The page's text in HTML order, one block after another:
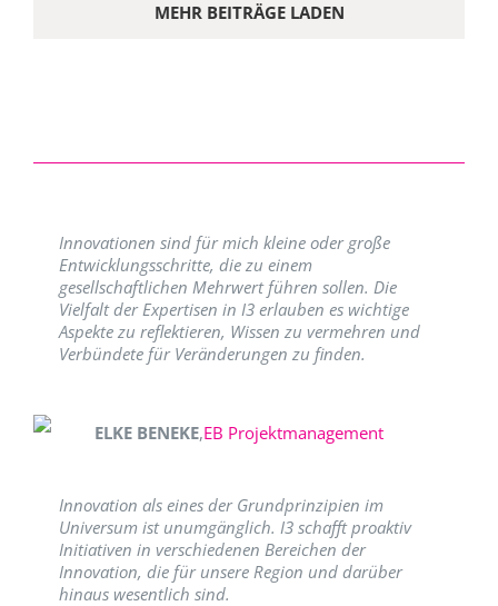
MEHR BEITRÄGE LADEN
Innovationen sind für mich kleine oder große
Entwicklungsschritte, die zu einem
gesellschaftlichen Mehrwert führen sollen. Die
Vielfalt der Expertisen in I3 erlauben es wichtige
Aspekte zu reflektieren, Wissen zu vermehren und
Verbündete für Veränderungen zu finden.
ELKE BENEKE,EB Projektmanagement
Innovation als eines der Grundprinzipien im
Universum ist unumgänglich. I3 schafft proaktiv
Initiativen in verschiedenen Bereichen der
Innovation, die für unsere Region und darüber
hinaus wesentlich sind.